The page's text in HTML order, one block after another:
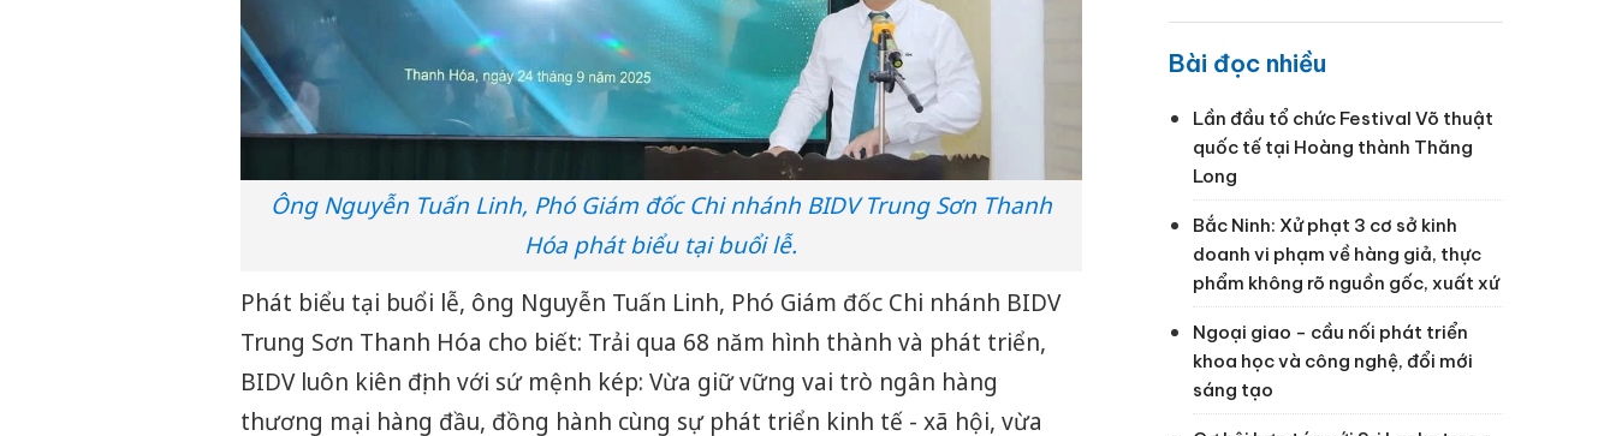
Ông Nguyễn Tuấn Linh, Phó Giám đốc Chi nhánh BIDV Trung Sơn Thanh
Hóa phát biểu tại buổi lễ.
Phát biểu tại buổi lễ, ông Nguyễn Tuấn Linh, Phó Giám đốc Chi nhánh BIDV
Trung Sơn Thanh Hóa cho biết: Trải qua 68 năm hình thành và phát triển,
BIDV luôn kiên định với sứ mệnh kép: Vừa giữ vững vai trò ngân hàng
thương mại hàng đầu, đồng hành cùng sự phát triển kinh tế - xã hội, vừa
Bài đọc nhiều
Lần đầu tổ chức Festival Võ thuật
quốc tế tại Hoàng thành Thăng
Long
Bắc Ninh: Xử phạt 3 cơ sở kinh
doanh vi phạm về hàng giả, thực
phẩm không rõ nguồn gốc, xuất xứ
Ngoại giao - cầu nối phát triển
khoa học và công nghệ, đổi mới
sáng tạo